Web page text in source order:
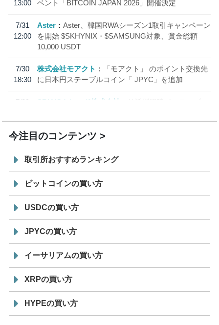
13:00
ベント「BITCOIN JAPAN 2026」開催決定
7/31
12:00
Aster
Aster、韓国RWAシーズン1取引キャンペーン
を開始 $SKHYNIX・$SAMSUNG対象、賞金総額
10,000 USDT
7/30
18:30
株式会社モアクト
「モアクト」 のポイント交換先
に日本円ステーブルコイン「 JPYC」を追加
7/29
SBI VCトレード株式会社
信託型円建てステーブル
今注目のコンテンツ
取引所おすすめランキング
ビットコインの買い方
USDCの買い方
JPYCの買い方
イーサリアムの買い方
XRPの買い方
HYPEの買い方